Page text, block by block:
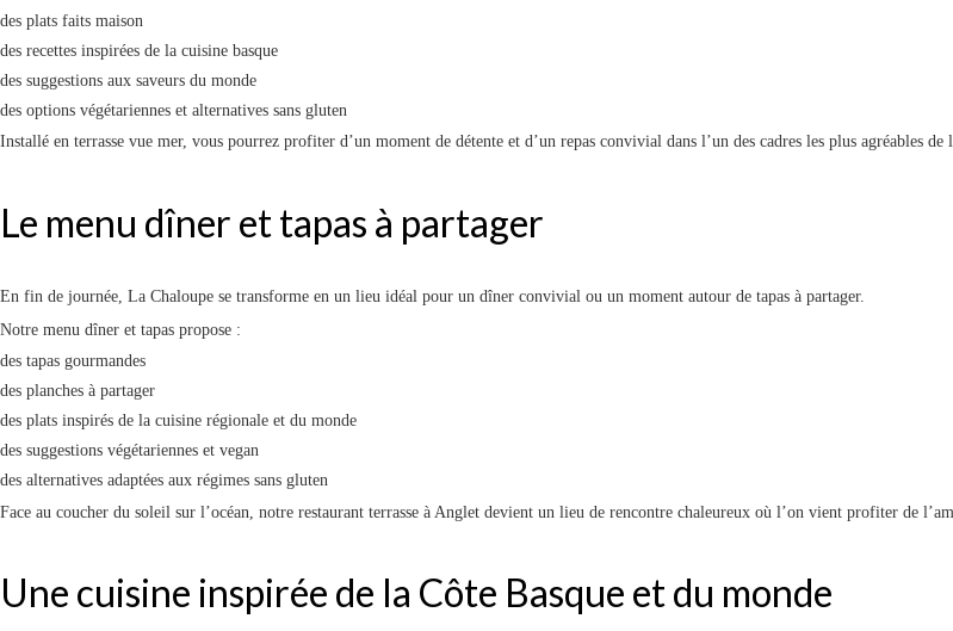
4 Av. des Cavaliers, 64600 Anglet
des plats faits maison
des recettes inspirées de la cuisine basque
des suggestions aux saveurs du monde
des options végétariennes et alternatives sans gluten
Installé en terrasse vue mer, vous pourrez profiter d’un moment de détente et d’un repas convivial dans l’un des cadres les plus agréables de
Le menu dîner et tapas à partager
En fin de journée, La Chaloupe se transforme en un lieu idéal pour un dîner convivial ou un moment autour de tapas à partager.
Notre menu dîner et tapas propose :
des tapas gourmandes
des planches à partager
des plats inspirés de la cuisine régionale et du monde
des suggestions végétariennes et vegan
des alternatives adaptées aux régimes sans gluten
Face au coucher du soleil sur l’océan, notre restaurant terrasse à Anglet devient un lieu de rencontre chaleureux où l’on vient profiter de
Une cuisine inspirée de la Côte Basque et du monde